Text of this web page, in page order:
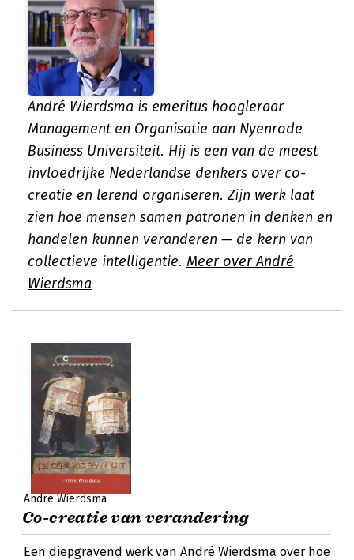
André Wierdsma is emeritus hoogleraar
Management en Organisatie aan Nyenrode
Business Universiteit. Hij is een van de meest
invloedrijke Nederlandse denkers over co-
creatie en lerend organiseren. Zijn werk laat
zien hoe mensen samen patronen in denken en
handelen kunnen veranderen — de kern van
collectieve intelligentie. Meer over André
Wierdsma
André Wierdsma
Co-creatie van verandering
Een diepgravend werk van André Wierdsma over hoe